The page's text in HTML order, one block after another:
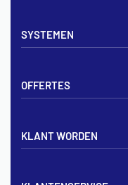
Verdelers
Noppenplaten
Draadmatten
SYSTEMEN
Noppenplaat systeem
OFFERTES
Offerte voor
Vloerverwarming Tilburg
KLANT WORDEN